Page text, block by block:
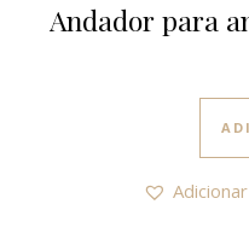
Andador para